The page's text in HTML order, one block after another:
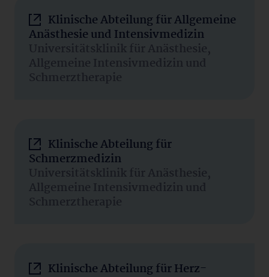
Klinische Abteilung für Allgemeine
Anästhesie und Intensivmedizin
Universitätsklinik für Anästhesie,
Allgemeine Intensivmedizin und
Schmerztherapie
Klinische Abteilung für
Schmerzmedizin
Universitätsklinik für Anästhesie,
Allgemeine Intensivmedizin und
Schmerztherapie
Klinische Abteilung für Herz-